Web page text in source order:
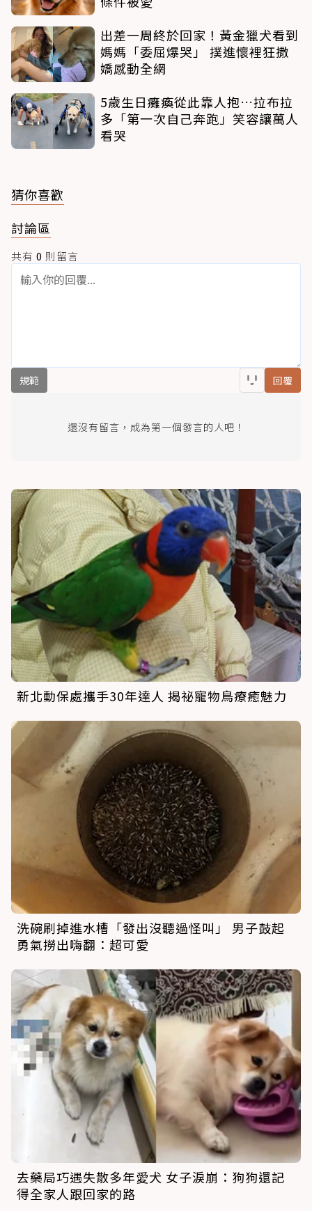
出差一周終於回家！黃金獵犬看到
媽媽「委屈爆哭」 撲進懷裡狂撒
嬌感動全網
5歲生日癱瘓從此靠人抱…拉布拉
多「第一次自己奔跑」笑容讓萬人
看哭
猜你喜歡
討論區
共有 0 則留言
規範 回覆
還沒有留言，成為第一個發言的人吧！
新北動保處攜手30年達人 揭祕寵物鳥療癒魅力
洗碗刷掉進水槽「發出沒聽過怪叫」 男子鼓起
勇氣撈出嗨翻：超可愛
去藥局巧遇失散多年愛犬 女子淚崩：狗狗還記
得全家人跟回家的路